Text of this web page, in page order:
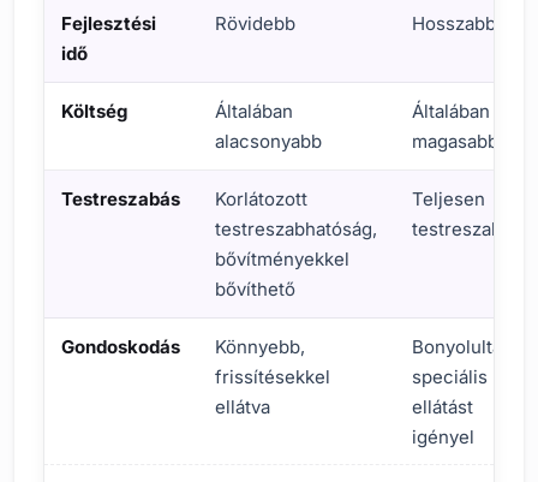
Fejlesztési
idő
Rövidebb Hosszabb
Költség
Általában
alacsonyabb
Általában
magasabb
Testreszabás
Korlátozott
testreszabhatóság,
bővítményekkel
bővíthető
Teljesen
Gondoskodás
Könnyebb,
frissítésekkel
ellátva
Bonyolultabb,
speciális
ellátást
igényel